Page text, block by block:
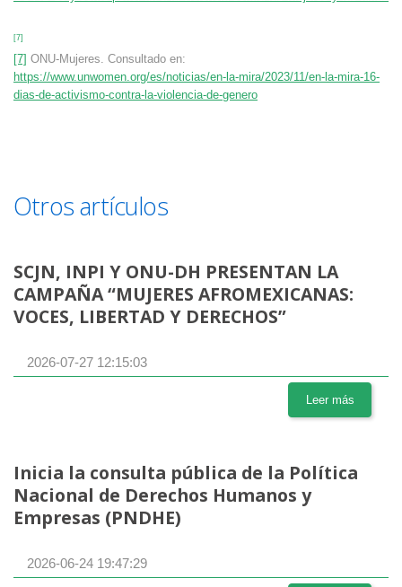
[7]
[7] ONU-Mujeres. Consultado en:
https://www.unwomen.org/es/noticias/en-la-mira/2023/11/en-la-mira-16-
dias-de-activismo-contra-la-violencia-de-genero
Otros artículos
SCJN, INPI Y ONU-DH PRESENTAN LA
CAMPAÑA “MUJERES AFROMEXICANAS:
VOCES, LIBERTAD Y DERECHOS”
2026-07-27 12:15:03
Leer más
Inicia la consulta pública de la Política
Nacional de Derechos Humanos y
Empresas (PNDHE)
2026-06-24 19:47:29